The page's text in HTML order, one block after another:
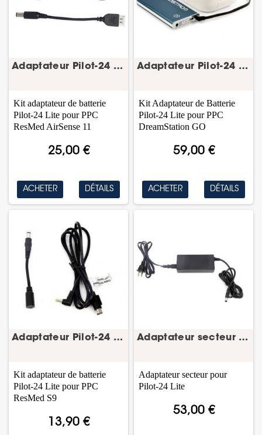
Adaptateur Pilot-24 Lite AirSense 11 – batterie...
25,00 €
Kit adaptateur de batterie
Pilot-24 Lite pour PPC
ResMed AirSense 11
ACHETER DÉTAILS
Adaptateur Pilot-24 Lite DreamStation Go – Philips
59,00 €
Kit Adaptateur de Batterie
Pilot-24 Lite pour PPC
DreamStation GO
ACHETER DÉTAILS
Adaptateur Pilot-24 Lite S9 – batterie CPAP –...
13,90 €
Kit adaptateur de batterie
Pilot-24 Lite pour PPC
ResMed S9
Adaptateur secteur Pilot-24 Lite – batterie CPAP
53,00 €
Adaptateur secteur pour
Pilot-24 Lite